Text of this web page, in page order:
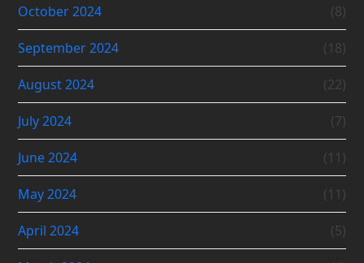
October 2024 (8)
September 2024 (18)
August 2024 (22)
July 2024 (7)
June 2024 (11)
May 2024 (11)
April 2024 (5)